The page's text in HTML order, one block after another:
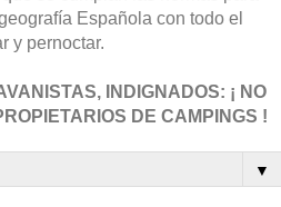
Española con todo el
y pernoctar.
INDIGNADOS: ¡ NO
DE CAMPINGS !
▼